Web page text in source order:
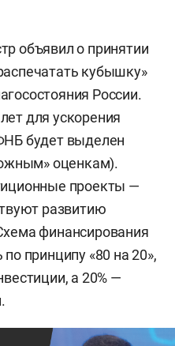
объявил о принятии
кубышку»
России.
для ускорения
будет выделен
оценкам).
проекты —
развитию
финансирования
принципу «80 на 20»,
а 20% —